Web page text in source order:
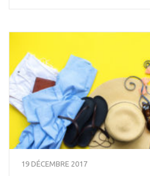
19 DÉCEMBRE 2017